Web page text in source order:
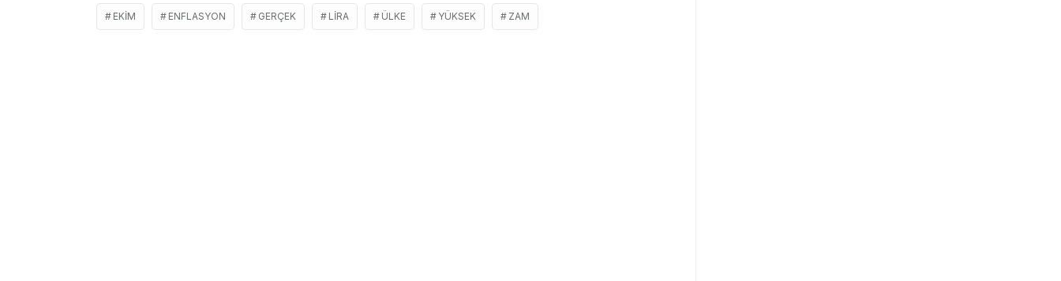
EKIM ENFLASYON GERÇEK LIRA ÜLKE YÜKSEK ZAM